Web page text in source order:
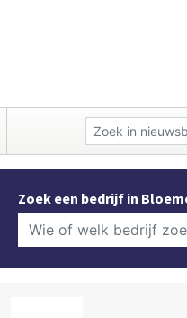
Zoek een bedrijf in